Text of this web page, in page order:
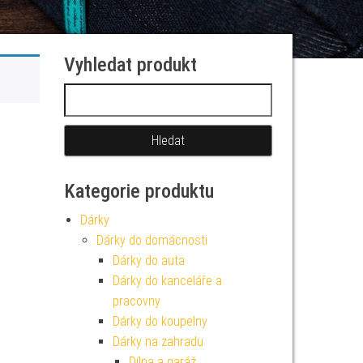
Vyhledat produkt
Kategorie produktu
Dárky
Dárky do domácnosti
Dárky do auta
Dárky do kanceláře a
pracovny
Dárky do koupelny
Dárky na zahradu